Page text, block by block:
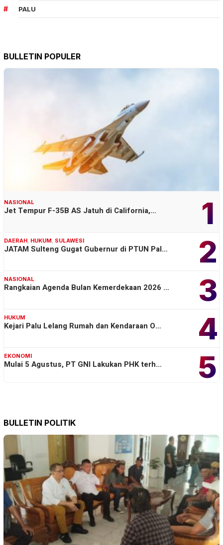
PALU
BULLETIN POPULER
1
NASIONAL
Jet Tempur F-35B AS Jatuh di California,…
2
DAERAH, HUKUM, SULAWESI
JATAM Sulteng Gugat Gubernur di PTUN Pal…
3
NASIONAL
Rangkaian Agenda Bulan Kemerdekaan 2026 …
4
HUKUM
Kejari Palu Lelang Rumah dan Kendaraan O…
5
EKONOMI
Mulai 5 Agustus, PT GNI Lakukan PHK terh…
BULLETIN POLITIK